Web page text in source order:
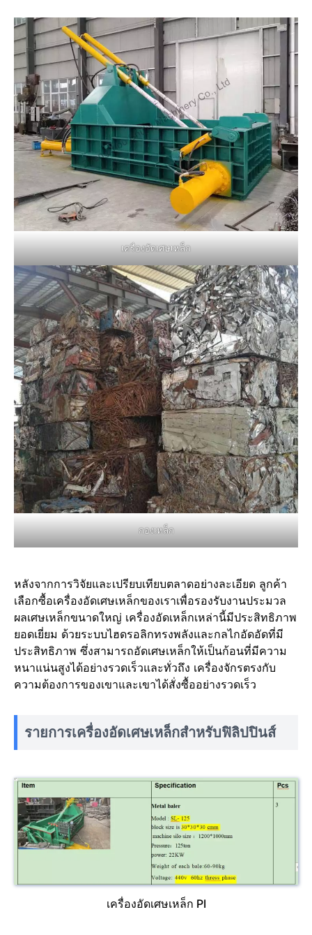
เครื่องอัดเศษเหล็ก
กองเหล็ก
หลังจากการวิจัยและเปรียบเทียบตลาดอย่างละเอียด ลูกค้า
เลือกซื้อเครื่องอัดเศษเหล็กของเราเพื่อรองรับงานประมวล
ผลเศษเหล็กขนาดใหญ่ เครื่องอัดเหล็กเหล่านี้มีประสิทธิภาพ
ยอดเยี่ยม ด้วยระบบไฮดรอลิกทรงพลังและกลไกอัดอัดที่มี
ประสิทธิภาพ ซึ่งสามารถอัดเศษเหล็กให้เป็นก้อนที่มีความ
หนาแน่นสูงได้อย่างรวดเร็วและทั่วถึง เครื่องจักรตรงกับ
ความต้องการของเขาและเขาได้สั่งซื้ออย่างรวดเร็ว
รายการเครื่องอัดเศษเหล็กสำหรับฟิลิปปินส์
เครื่องอัดเศษเหล็ก PI